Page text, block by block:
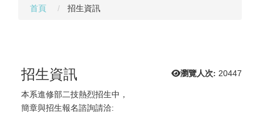
首頁 招生資訊
瀏覽人次: 20447
招生資訊
本系進修部二技熱烈招生中，
簡章與招生報名諮詢請洽: